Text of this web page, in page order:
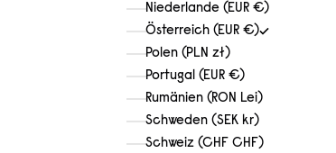
Niederlande (EUR €)
Österreich (EUR €)
Polen (PLN zł)
Portugal (EUR €)
Rumänien (RON Lei)
Schweden (SEK kr)
Schweiz (CHF CHF)